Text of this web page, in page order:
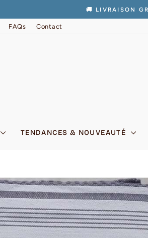
🚚 LIVRAISON
FAQs Contact
TENDANCES & NOUVEAUTÉ